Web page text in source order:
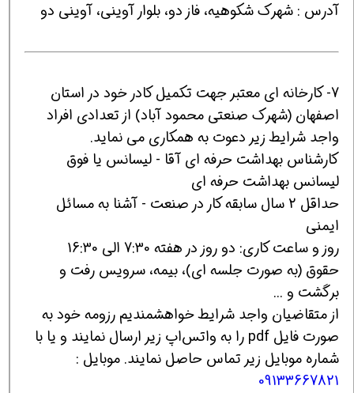
آدرس : شهرک شکوهیه، فاز دو، بلوار آوینی، آوینی دو
7- کارخانه ای معتبر جهت تکمیل کادر خود در استان
اصفهان (شهرک صنعتی محمود آباد) از تعدادی افراد
واجد شرایط زیر دعوت به همکاری می نماید.
کارشناس بهداشت حرفه ای آقا - لیسانس یا فوق
لیسانس بهداشت حرفه ای
حداقل 2 سال سابقه کار در صنعت - آشنا به مسائل
ایمنی
روز و ساعت کاری: دو روز در هفته 7:30 الی 16:30
حقوق (به صورت جلسه ای)، بیمه، سرویس رفت و
برگشت و ...
از متقاضیان واجد شرایط خواهشمندیم رزومه خود به
صورت فایل pdf را به واتس‌اپ زیر ارسال نمایند و یا با
شماره موبایل زیر تماس حاصل نمایند. موبایل :
09133667821